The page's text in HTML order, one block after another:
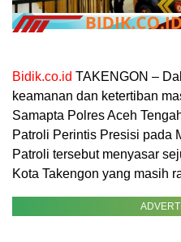
Bidik.co.id TAKENGON –
keamanan dan ketertiban
Samapta Polres Aceh
Patroli Perintis Presisi pada
Patroli tersebut menyasar
Kota Takengon yang masih